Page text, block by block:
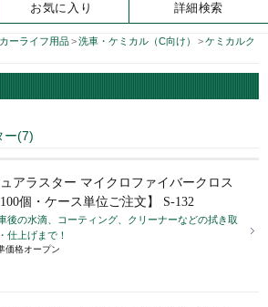
お気に入り 詳細検索
カーライフ用品>洗車・ケミカル（C向け） >ケミカルク
ー(7)
アラスター マイクロファイバークロス
100個・ケース単位ご注文】 S-132
後の水滴、コーティング、クリーナーなどの拭き取
仕上げまで！
価格オープン